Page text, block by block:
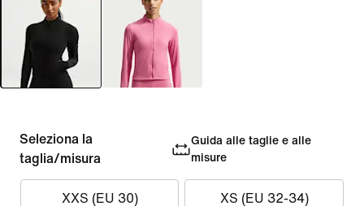
Seleziona la
taglia/misura
Guida alle taglie e alle
misure
XXS (EU 30) XS (EU 32-34)